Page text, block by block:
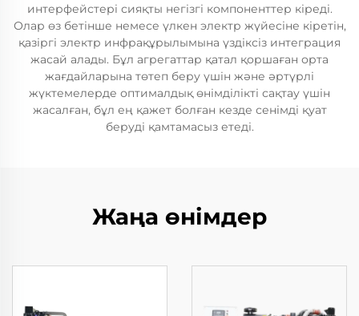
интерфейстері сияқты негізгі компоненттер кіреді.
Олар өз бетінше немесе үлкен электр жүйесіне кіретін,
қазіргі электр инфрақұрылымына үздіксіз интеграция
жасай алады. Бұл агрегаттар қатал қоршаған орта
жағдайларына төтеп беру үшін және әртүрлі
жүктемелерде оптималдық өнімділікті сақтау үшін
жасалған, бұл ең қажет болған кезде сенімді қуат
беруді қамтамасыз етеді.
Жаңа өнімдер